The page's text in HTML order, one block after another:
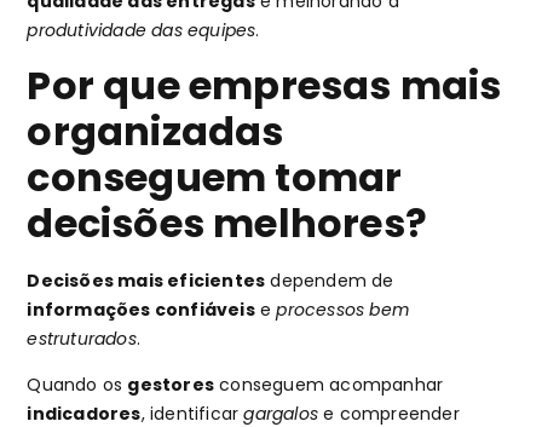
produtividade das equipes.
Por que empresas mais
organizadas
conseguem tomar
decisões melhores?
Decisões mais eficientes dependem de
informações confiáveiseprocessos bem
estruturados.
Quando os gestores conseguem acompanhar
indicadores, identificargargalos e compreender